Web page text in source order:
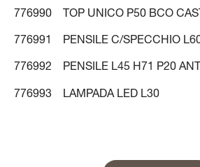
776990 TOP UNICO P50 BCO
776991 PENSILE C/SPECCHIO
776992 PENSILE L45 H71 P20
776993 LAMPADA LED L30